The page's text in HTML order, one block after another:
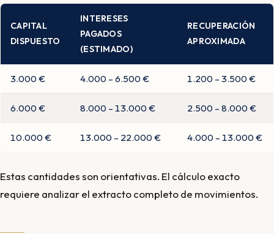
CAPITAL
DISPUESTO
INTERESES
PAGADOS
(ESTIMADO)
RECUPERACIÓN
APROXIMADA
3.000 € 4.000 – 6.500 € 1.200 – 3.500 €
6.000 € 8.000 – 13.000 € 2.500 – 8.000 €
10.000 € 13.000 – 22.000 € 4.000 – 13.000 €
Estas cantidades son orientativas. El cálculo exacto
requiere analizar el extracto completo de movimientos.